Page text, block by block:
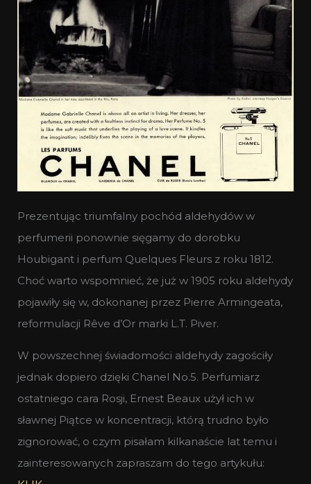
Prezentując triumfalny pochód aldehydów w
perfumerii ponownie sięgamy do dorobku
Houbigant i perfum Quelques Fleurs z roku 1812.
Choć warto wspomnieć, że już w 1905 roku aldehydy
pojawiły się w, dokonanej przez Pierre Armingeata,
reformulacji Rêve d’Or marki L.T. Piver.
W powszechnej świadomości aldehydy zagościły
jednak dopiero dzięki Chanel No.5. Perfumiarz
ostatniego cara Rosji, Ernest Beaux użył ich w
sławnej Piątce w koncentracji, którą trudno było
zignorować, o czym pisałam kilkanaście lat temu i
zainteresowanych zapraszam do tego artykułu: